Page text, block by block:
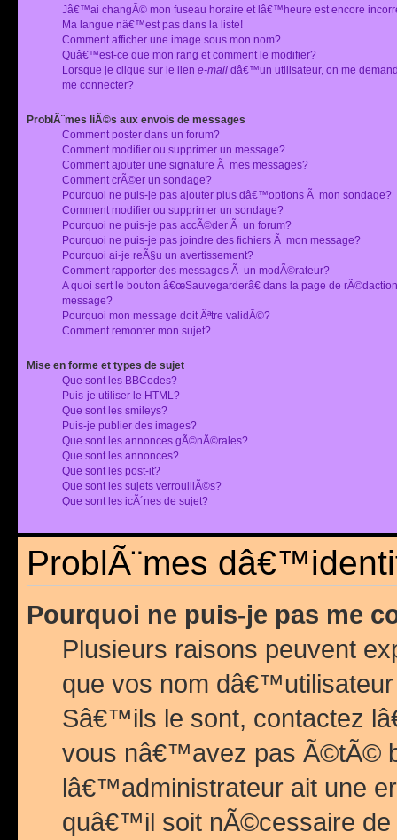
Jâ€™ai changÃ© mon fuseau horaire et lâ€™heure est encore
Ma langue nâ€™est pas dans la liste!
Comment afficher une image sous mon nom?
Quâ€™est-ce que mon rang et comment le modifier?
Lorsque je clique sur le lien e-mail dâ€™un utilisateur, on me
me connecter?
ProblÃ¨mes liÃ©s aux envois de messages
Comment poster dans un forum?
Comment modifier ou supprimer un message?
Comment ajouter une signature Ã mes messages?
Comment crÃ©er un sondage?
Pourquoi ne puis-je pas ajouter plus dâ€™options Ã mon sondage?
Comment modifier ou supprimer un sondage?
Pourquoi ne puis-je pas accÃ©der Ã un forum?
Pourquoi ne puis-je pas joindre des fichiers Ã mon message?
Pourquoi ai-je reÃ§u un avertissement?
Comment rapporter des messages Ã un modÃ©rateur?
A quoi sert le bouton â€œSauvegarderâ€ dans la page de
message?
Pourquoi mon message doit Ãªtre validÃ©?
Comment remonter mon sujet?
Mise en forme et types de sujet
Que sont les BBCodes?
Puis-je utiliser le HTML?
Que sont les smileys?
Puis-je publier des images?
Que sont les annonces gÃ©nÃ©rales?
Que sont les annonces?
Que sont les post-it?
Que sont les sujets verrouillÃ©s?
Que sont les icÃ´nes de sujet?
ProblÃ¨mes
Pourquoi ne puis-je pas me
Plusieurs raisons peuvent
que vos nom
Sâ€™ils le sont, contactez
vous nâ€™avez pas Ã©tÃ©
lâ€™administrateur ait une
quâ€™il soit nÃ©cessaire de